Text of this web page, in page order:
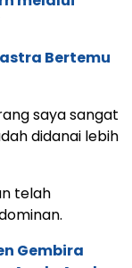
Bertemu
saya sangat
didanai lebih
telah
Gembira